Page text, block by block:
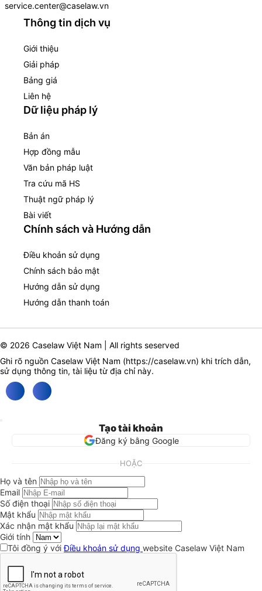
service.center@caselaw.vn
Thông tin dịch vụ
Giới thiệu
Giải pháp
Bảng giá
Liên hệ
Dữ liệu pháp lý
Bản án
Hợp đồng mẫu
Văn bản pháp luật
Tra cứu mã HS
Thuật ngữ pháp lý
Bài viết
Chính sách và Hướng dẫn
Điều khoản sử dụng
Chính sách bảo mật
Hướng dẫn sử dụng
Hướng dẫn thanh toán
© 2026 Caselaw Việt Nam | All rights seserved
Ghi rõ nguồn Caselaw Việt Nam (https://caselaw.vn) khi trích dẫn,
sử dụng thông tin, tài liệu từ địa chỉ này.
Tạo tài khoản
Đăng ký bằng Google
HOẶC
Họ và tên
Email
Số điện thoại
Mật khẩu
Xác nhận mật khẩu
Giới tính
Tôi đồng ý vớiĐiều khoản sử dụng website Caselaw Việt Nam